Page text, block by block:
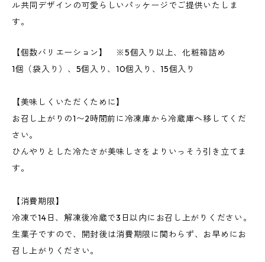
ル共同デザインの可愛らしいパッケージでご提供いたしま
す。
【個数バリエーション】 ※5個入り以上、化粧箱詰め
1個（袋入り）、5個入り、10個入り、15個入り
【美味しくいただくために】
お召し上がりの1〜2時間前に冷凍庫から冷蔵庫へ移してくだ
さい。
ひんやりとした冷たさが美味しさをよりいっそう引き立てま
す。
【消費期限】
冷凍で14日、解凍後冷蔵で3日以内にお召し上がりください。
生菓子ですので、開封後は消費期限に関わらず、お早めにお
召し上がりください。